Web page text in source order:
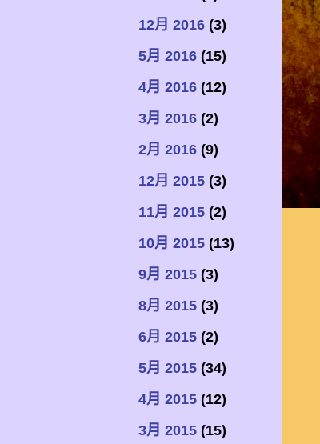
12月 2016 (3)
5月 2016 (15)
4月 2016 (12)
3月 2016 (2)
2月 2016 (9)
12月 2015 (3)
11月 2015 (2)
10月 2015 (13)
9月 2015 (3)
8月 2015 (3)
6月 2015 (2)
5月 2015 (34)
4月 2015 (12)
3月 2015 (15)